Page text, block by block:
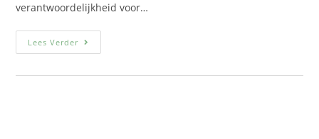
verantwoordelijkheid voor…
Lees Verder